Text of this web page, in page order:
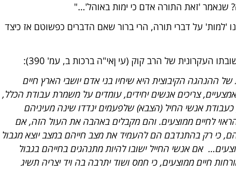
שנאמר 'זאת התורה אדם כי ימות באוהל'…"
'למות' על דברי תורה, הרי ברור שאם הדברים כפשוטם אז כיצד
העקרונית של הרב קוק (עי ןאי"ה ברכות ב, עמ' 390):
ההנהגה הקיבוצית היא שיחיו בני אדם יושבי הארץ חיים
צריכים אנשים יחידים, עומדים על משמרת עבודת הכלל,
אנשי החיל (הצבא) שלפעמים ינדדו שינה מעיניהם
לחיים ממוצעים. והם מקבלים באהבה את העול הזה, אם
כי רק בהתנדבם הם להעמיד את מצב חייהם במצב יוצא מגבול
אם אנשי החייל ישובו להיות מתנהגים בחייהם בגבול
חיים ממוצעים, כי חמס ושוד יתרבה בה ויד יצריה תשיג